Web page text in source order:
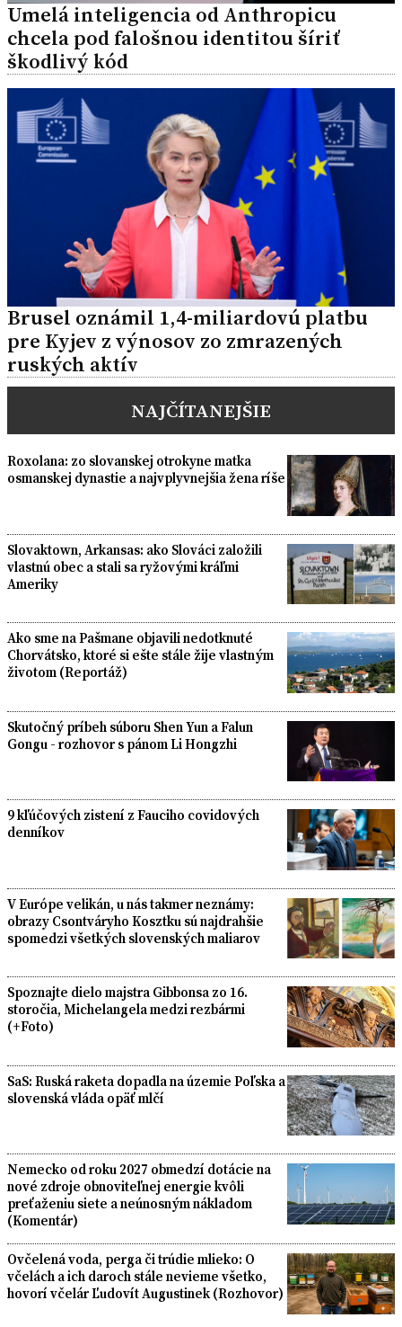
Umelá inteligencia od Anthropicu
chcela pod falošnou identitou šíriť
škodlivý kód
Brusel oznámil 1,4-miliardovú platbu
pre Kyjev z výnosov zo zmrazených
ruských aktív
NAJČÍTANEJŠIE
Roxolana: zo slovanskej otrokyne matka
osmanskej dynastie a najvplyvnejšia žena ríše
Slovaktown, Arkansas: ako Slováci založili
vlastnú obec a stali sa ryžovými kráľmi
Ameriky
Ako sme na Pašmane objavili nedotknuté
Chorvátsko, ktoré si ešte stále žije vlastným
životom (Reportáž)
Skutočný príbeh súboru Shen Yun a Falun
Gongu - rozhovor s pánom Li Hongzhi
9 kľúčových zistení z Fauciho covidových
denníkov
V Európe velikán, u nás takmer neznámy:
obrazy Csontváryho Kosztku sú najdrahšie
spomedzi všetkých slovenských maliarov
Spoznajte dielo majstra Gibbonsa zo 16.
storočia, Michelangela medzi rezbármi
(+Foto)
SaS: Ruská raketa dopadla na územie Poľska a
slovenská vláda opäť mlčí
Nemecko od roku 2027 obmedzí dotácie na
nové zdroje obnoviteľnej energie kvôli
preťaženiu siete a neúnosným nákladom
(Komentár)
Ovčelená voda, perga či trúdie mlieko: O
včelách a ich daroch stále nevieme všetko,
hovorí včelár Ľudovít Augustinek (Rozhovor)